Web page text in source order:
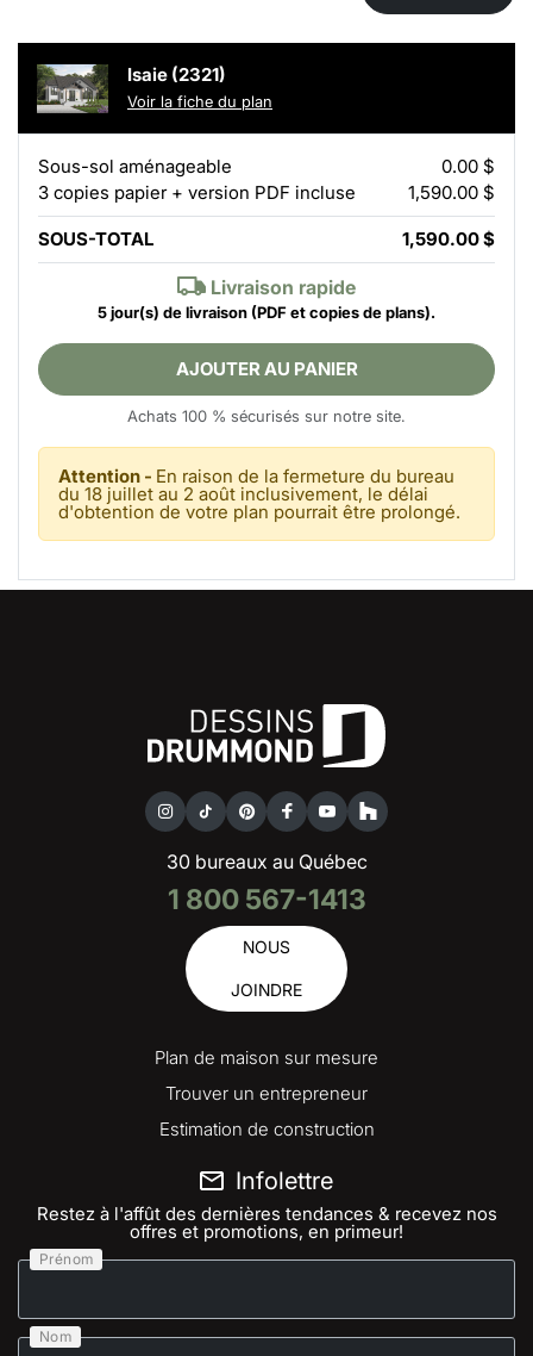
Isaie (2321)
Voir la fiche du plan
Sous-sol aménageable
0.00 $
3 copies papier + version PDF incluse
1,590.00 $
SOUS-TOTAL 1,590.00 $
Livraison rapide
5 jour(s) de livraison (PDF et copies de plans).
AJOUTER AU PANIER
Achats 100 % sécurisés sur notre site.
Attention - En raison de la fermeture du bureau
du 18 juillet au 2 août inclusivement, le délai
d'obtention de votre plan pourrait être prolongé.
30 bureaux au Québec
1 800 567-1413
NOUS
JOINDRE
Plan de maison sur mesure
Trouver un entrepreneur
Estimation de construction
Infolettre
Restez à l'affût des dernières tendances & recevez nos
offres et promotions, en primeur!
Prénom
Nom